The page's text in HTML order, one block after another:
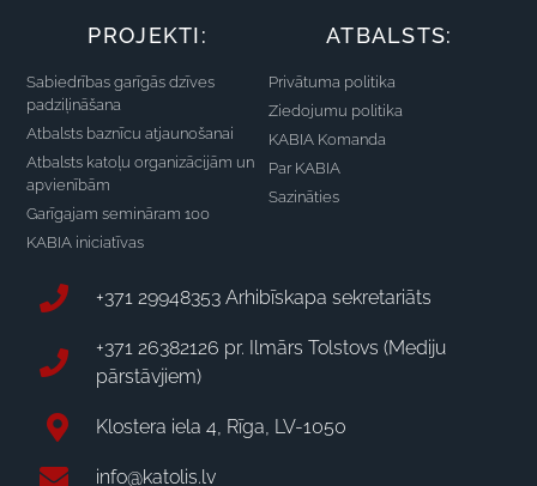
PROJEKTI:
Sabiedrības garīgās dzīves
padziļināšana
Atbalsts baznīcu atjaunošanai
Atbalsts katoļu organizācijām un
apvienībām
Garīgajam semināram 100
KABIA iniciatīvas
ATBALSTS:
Privātuma politika
Ziedojumu politika
KABIA Komanda
Par KABIA
Sazināties
+371 29948353 Arhibīskapa sekretariāts
+371 26382126 pr. Ilmārs Tolstovs (Mediju
pārstāvjiem)
Klostera iela 4, Rīga, LV-1050
info@katolis.lv